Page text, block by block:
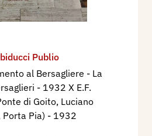
Publio
al Bersagliere - La
- 1932 X E.F.
di Goito, Luciano
Porta Pia) - 1932